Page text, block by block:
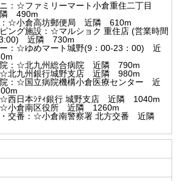
：☆ファミリーマート小倉重住二丁目
490m
：☆小倉高坊郵便局 近隣 610m
ング施設：☆マルショク 重住店 (営業時間
近隣 730m
：☆ゆめマート城野(9：00-23：00) 近
院：☆北九州総合病院 近隣 790m
☆北九州銀行城野支店 近隣 980m
：☆国立病院機構小倉医療センター 近
西日本ｼﾃｨ銀行 城野支店 近隣 1040m
☆小倉南区役所 近隣 1260m
交番：☆小倉南警察署 北方交番 近隣